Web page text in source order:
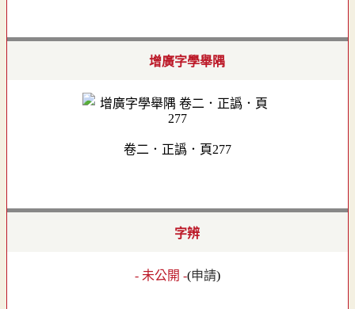
增廣字學舉隅
卷二．正譌．頁277
字辨
- 未公開 -(申請)